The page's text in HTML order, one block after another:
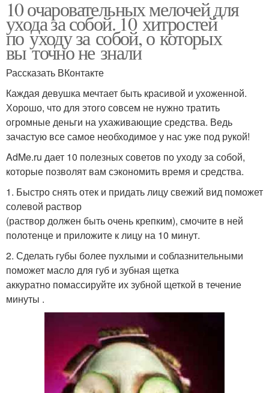
10 очаровательных мелочей для
ухода за собой. 10 хитростей
по уходу за собой, о которых
вы точно не знали
Рассказать ВКонтакте
Каждая девушка мечтает быть красивой и ухоженной.
Хорошо, что для этого совсем не нужно тратить
огромные деньги на ухаживающие средства. Ведь
зачастую все самое необходимое у нас уже под рукой!
AdMe.ru дает 10 полезных советов по уходу за собой,
которые позволят вам сэкономить время и средства.
1. Быстро снять отек и придать лицу свежий вид поможет
солевой раствор
(раствор должен быть очень крепким), смочите в ней
полотенце и приложите к лицу на 10 минут.
2. Сделать губы более пухлыми и соблазнительными
поможет масло для губ и зубная щетка
аккуратно помассируйте их зубной щеткой в течение
минуты .